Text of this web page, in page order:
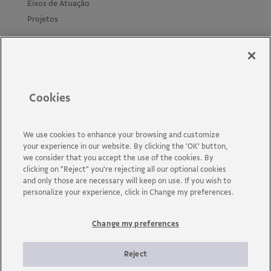
Eixos de Atuação
Projetos
Acessibilidade
Fale Conosco
naturais em prosperidade. Com sede no Brasil e atuação em
cerca de 30 países, a empresa emprega aproximadamente cerca
Cookies
We use cookies to enhance your browsing and customize
your experience in our website. By clicking the ‘OK’ button,
we consider that you accept the use of the cookies. By
clicking on "Reject" you're rejecting all our optional cookies
and only those are necessary will keep on use. If you wish to
personalize your experience, click in Change my preferences.
Change my preferences
Reject